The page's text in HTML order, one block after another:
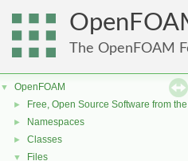
The OpenFOAM
▼ OpenFOAM
► Free, Open Source Software from
► Namespaces
► Classes
▼ Files